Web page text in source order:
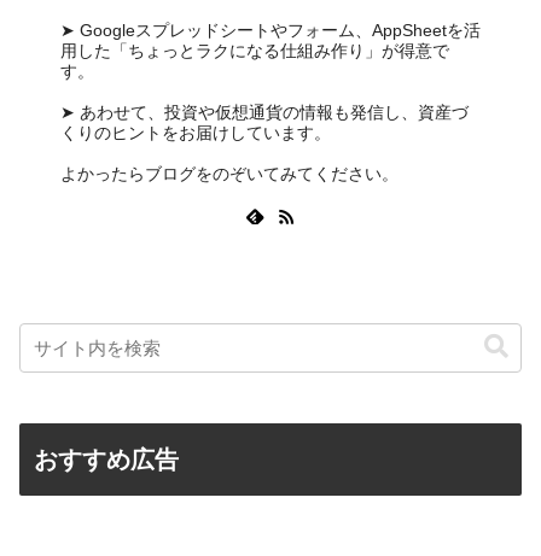
➤ Googleスプレッドシートやフォーム、AppSheetを活
用した「ちょっとラクになる仕組み作り」が得意で
す。
➤ あわせて、投資や仮想通貨の情報も発信し、資産づ
くりのヒントをお届けしています。
よかったらブログをのぞいてみてください。
おすすめ広告